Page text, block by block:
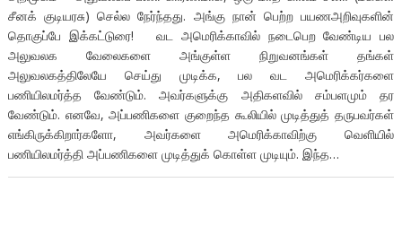
சீனக் குடியரசு) செல்ல நேர்ந்தது. அங்கு நான் பெற்ற பயணஅறிவுகளின்
தொகுப்பே இக்கட்டுரை! வட அமெரிக்காவில் நடைபெற வேண்டிய பல
அலுவலக வேலைகளை அங்குள்ள நிறுவனங்கள் தங்கள்
அலுவலகத்திலேயே செய்து முடிக்க, பல வட அமெரிக்கர்களை
பணியிலமர்த்த வேண்டும். அவர்களுக்கு அதிகளவில் சம்பளமும் தர
வேண்டும். எனவே, அப்பணிகளை குறைந்த கூலியில் முடித்துத் தருபவர்கள்
எங்கிருக்கிறார்களோ, அவர்களை அமெரிக்காவிற்கு வெளியில்
பணியிலமர்த்தி அப்பணிகளை முடித்துக் கொள்ள முடியும். இந்த…